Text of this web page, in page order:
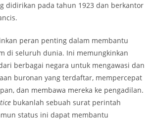
didirikan pada tahun 1923 dan berkantor
peran penting dalam membantu
di seluruh dunia. Ini memungkinkan
berbagai negara untuk mengawasi dan
buronan yang terdaftar, mempercepat
dan membawa mereka ke pengadilan.
bukanlah sebuah surat perintah
status ini dapat membantu